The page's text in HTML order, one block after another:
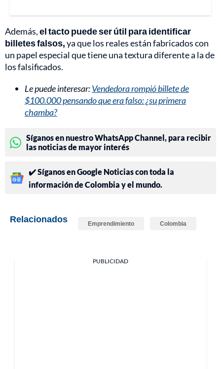
Además,el tacto puede ser útil para identificar
billetes falsos,ya que los reales están fabricados con
un papel especial que tiene una textura diferente a la de
los falsificados.
Le puede interesar:Vendedora rompió billete de
$100.000 pensando que era falso: ¿su primera
chamba?
Síganos en nuestro WhatsApp Channel, para recibir
las noticias de mayor interés
✔️ Síganos en Google Noticias con toda la
información de Colombia y el mundo.
Relacionados Emprendimiento Colombia
PUBLICIDAD